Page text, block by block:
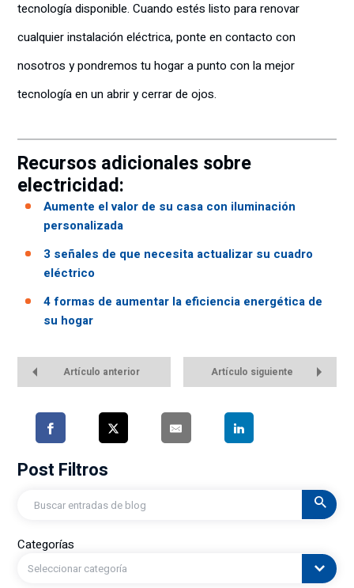
tecnología disponible. Cuando estés listo para renovar
cualquier instalación eléctrica, ponte en contacto con
nosotros y pondremos tu hogar a punto con la mejor
tecnología en un abrir y cerrar de ojos.
Recursos adicionales sobre
electricidad:
Aumente el valor de su casa con iluminación
personalizada
3 señales de que necesita actualizar su cuadro
eléctrico
4 formas de aumentar la eficiencia energética de
su hogar
Artículo anterior Artículo siguiente
Post Filtros
Buscar
en
Categorías
Seleccionar categoría